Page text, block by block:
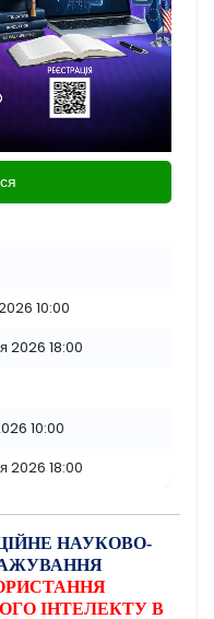
10:00
2026 18:00
10:00
2026 18:00
НАУКОВО-
ІНТЕЛЕКТУ В